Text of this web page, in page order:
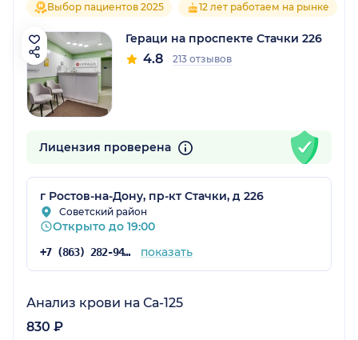
Выбор пациентов 2025 12 лет работаем на рынке
Гераци на проспекте Стачки 226
4.8 213 отзывов
Лицензия проверена
г Ростов-на-Дону, пр-кт Стачки, д 226
Советский район
Открыто до 19:00
+7 (863) 282-94-43 показать
Анализ крови на Са-125
830 ₽